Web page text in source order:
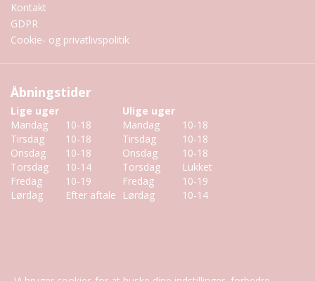
Kontakt
GDPR
Cookie- og privatlivspolitik
Åbningstider
Lige uger
Ulige uger
Mandag
10-18 Mandag
10-18
Tirsdag
10-18 Tirsdag
10-18
Onsdag
10-18 Onsdag
10-18
Torsdag
10-14 Torsdag
Lukket
Fredag
10-19 Fredag
10-19
Lørdag
Efter aftale Lørdag 10-14